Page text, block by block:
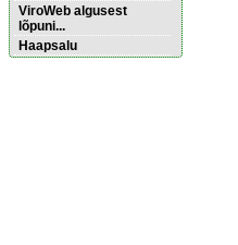
ViroWeb algusest
lõpuni...
Haapsalu